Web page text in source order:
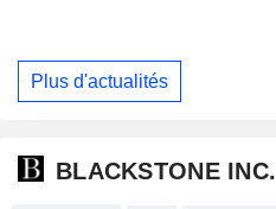
Plus d'actualités
BLACKSTONE INC.